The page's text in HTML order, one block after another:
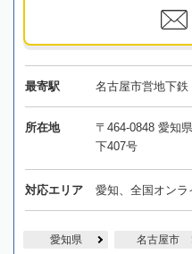
最寄駅 名古屋市営地下鉄
所在地
〒464-0848 愛知
下407号
対応エリア 愛知、全国オンラ
愛知県 名古屋市